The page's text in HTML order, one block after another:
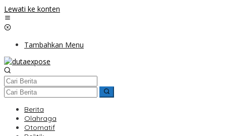
Lewati ke konten
Tambahkan Menu
Berita
Olahraga
Otomatif